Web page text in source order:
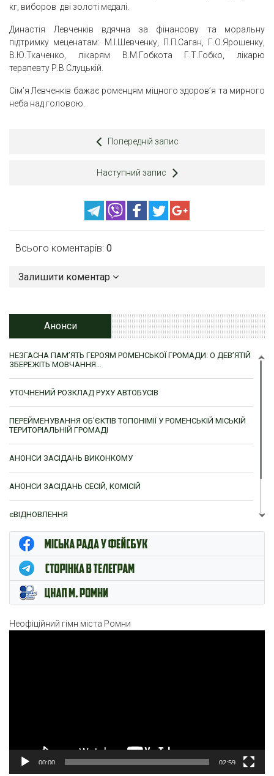
кг, виборов дві золоті медалі.
Династія Левченків вдячна за фінансову та моральну
підтримку меценатам: М.І.Шевченку, П.П.Саган, Г.О.Ярошенку,
В.Ю.Ткаченко, лікарям В.М.Гобкота Г.Т.Гобко, лікарю
терапевту Р.В.Слуцькій.
Сім’я Левченків бажає роменцям міцного здоров’я та мирного
неба над головою.
Попередній запис
Наступний запис
Всього коментарів: 0
Залишити коментар
Анонси
НЕЗГАСНА ПАМ’ЯТЬ ГЕРОЯМ РОМЕНСЬКОЇ ГРОМАДИ: О ДЕВ’ЯТІЙ
ЗБЕРЕЖІТЬ МОВЧАННЯ…
УТОЧНЕНИЙ РОЗКЛАД РУХУ АВТОБУСІВ
ПЕРЕЙМЕНУВАННЯ ОБ’ЄКТІВ ТОПОНІМІЇ У РОМЕНСЬКІЙ МІСЬКІЙ
ТЕРИТОРІАЛЬНІЙ ГРОМАДІ
АНОНСИ ЗАСІДАНЬ ВИКОНКОМУ
АНОНСИ ЗАСІДАНЬ СЕСІЙ, КОМІСІЙ
єВІДНОВЛЕННЯ
ЦНАП м. Ромни
Неофіційний гімн міста Ромни
00:00 02:59